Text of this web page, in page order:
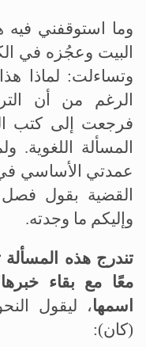
وما استوقفني فيه
البيت وعجُزه في
وتساءلت: لماذا
الرغم من أن
فرجعت إلى كتب
المسألة اللغوية.
عمدتي الأساسي
القضية بقول
وإليكم ما وجدته.
تندرج هذه
معًا مع بقاء
اسمها، ليقول
(كان):